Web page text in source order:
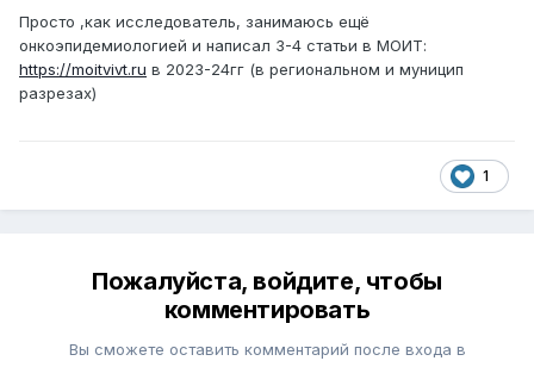
Просто ,как исследователь, занимаюсь ещё
онкоэпидемиологией и написал 3-4 статьи в МОИТ:
https://moitvivt.ru в 2023-24гг (в региональном и муницип
разрезах)
1
Пожалуйста, войдите, чтобы
комментировать
Вы сможете оставить комментарий после входа в